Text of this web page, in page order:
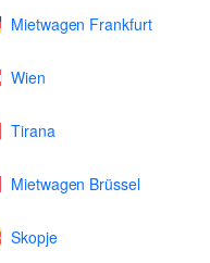
Mietwagen Frankfurt
Wien
Tirana
Mietwagen Brüssel
Skopje